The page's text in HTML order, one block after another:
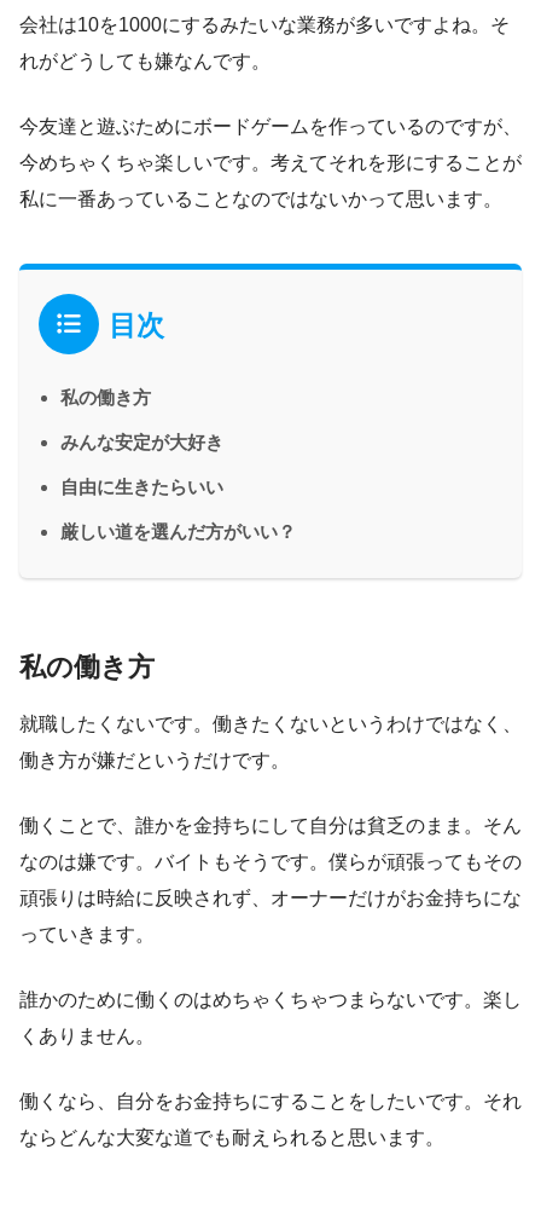
会社は10を1000にするみたいな業務が多いですよね。そ
れがどうしても嫌なんです。
今友達と遊ぶためにボードゲームを作っているのですが、
今めちゃくちゃ楽しいです。考えてそれを形にすることが
私に一番あっていることなのではないかって思います。
目次
私の働き方
みんな安定が大好き
自由に生きたらいい
厳しい道を選んだ方がいい？
私の働き方
就職したくないです。働きたくないというわけではなく、
働き方が嫌だというだけです。
働くことで、誰かを金持ちにして自分は貧乏のまま。そん
なのは嫌です。バイトもそうです。僕らが頑張ってもその
頑張りは時給に反映されず、オーナーだけがお金持ちにな
っていきます。
誰かのために働くのはめちゃくちゃつまらないです。楽し
くありません。
働くなら、自分をお金持ちにすることをしたいです。それ
ならどんな大変な道でも耐えられると思います。